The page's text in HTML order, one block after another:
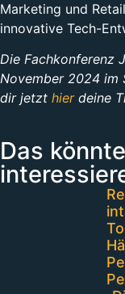
Marketing und
innovative Tech-
Die Fachkonferenz
November 2024 im
dir jetzt hierdeine
Das